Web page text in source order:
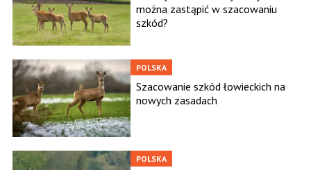
można zastąpić w szacowaniu
szkód?
POLSKA
Szacowanie szkód łowieckich na
nowych zasadach
POLSKA